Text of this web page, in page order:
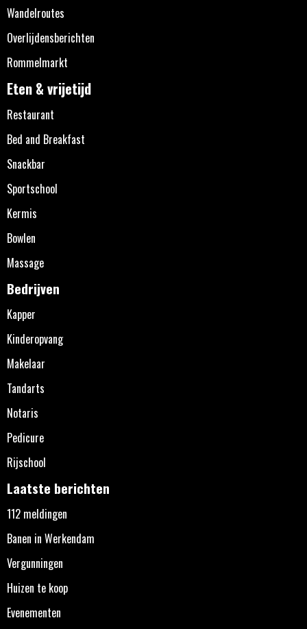
Wandelroutes
Overlijdensberichten
Rommelmarkt
Eten & vrijetijd
Restaurant
Bed and Breakfast
Snackbar
Sportschool
Kermis
Bowlen
Massage
Bedrijven
Kapper
Kinderopvang
Makelaar
Tandarts
Notaris
Pedicure
Rijschool
Laatste berichten
112 meldingen
Banen in Werkendam
Vergunningen
Huizen te koop
Evenementen